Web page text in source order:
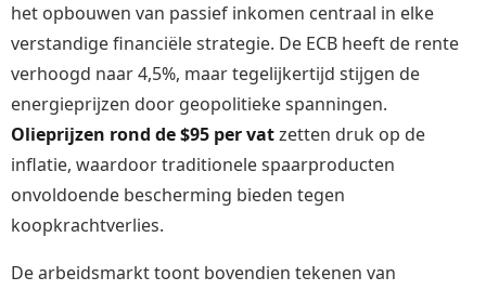
het opbouwen van passief inkomen centraal in elke
verstandige financiële strategie. De ECB heeft de rente
verhoogd naar 4,5%, maar tegelijkertijd stijgen de
energieprijzen door geopolitieke spanningen.
Olieprijzen rond de $95 per vatzetten druk op de
inflatie, waardoor traditionele spaarproducten
onvoldoende bescherming bieden tegen
koopkrachtverlies.
De arbeidsmarkt toont bovendien tekenen van